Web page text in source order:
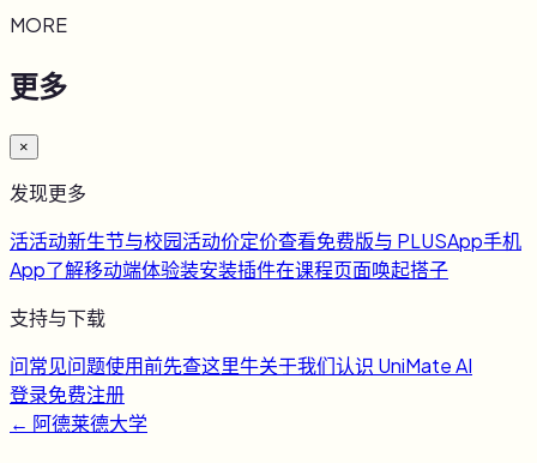
MORE
更多
×
发现更多
活活动新生节与校园活动价定价查看免费版与 PLUSApp手机
App了解移动端体验装安装插件在课程页面唤起搭子
支持与下载
问常见问题使用前先查这里牛关于我们认识 UniMate AI
登录免费注册
← 阿德莱德大学